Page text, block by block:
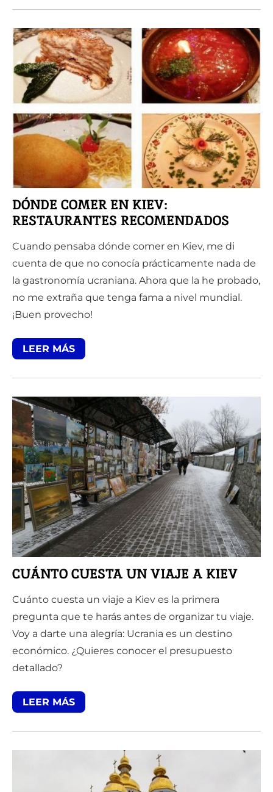
DÓNDE COMER EN KIEV:
RESTAURANTES RECOMENDADOS
Cuando pensaba dónde comer en Kiev, me di
cuenta de que no conocía prácticamente nada de
la gastronomía ucraniana. Ahora que la he probado,
no me extraña que tenga fama a nivel mundial.
¡Buen provecho!
LEER MÁS
CUÁNTO CUESTA UN VIAJE A KIEV
Cuánto cuesta un viaje a Kiev es la primera
pregunta que te harás antes de organizar tu viaje.
Voy a darte una alegría: Ucrania es un destino
económico. ¿Quieres conocer el presupuesto
detallado?
LEER MÁS